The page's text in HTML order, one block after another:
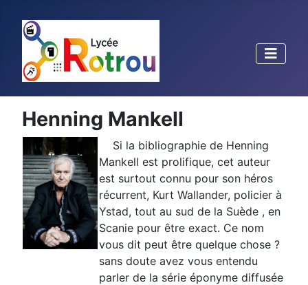
Henning Mankell
Si la bibliographie de Henning
Mankell est prolifique, cet auteur
est surtout connu pour son héros
récurrent, Kurt Wallander, policier à
Ystad, tout au sud de la Suède , en
Scanie pour être exact. Ce nom
vous dit peut être quelque chose ?
sans doute avez vous entendu
parler de la série éponyme diffusée